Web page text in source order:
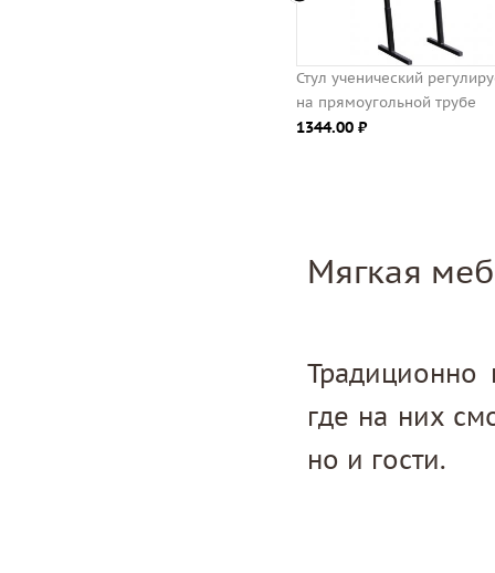
Стул ученический
на прямоугольной трубе
1344.00 ⃏
Мягкая
где на них
но и гости.